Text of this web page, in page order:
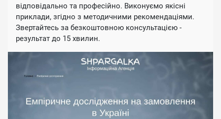
відповідально та професійно. Виконуємо якісні
приклади, згідно з методичними рекомендаціями.
Звертайтесь за безкоштовною консультацією -
результат до 15 хвилин.